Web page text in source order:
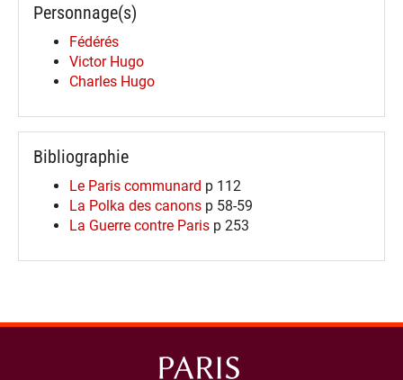
Personnage(s)
Fédérés
Victor Hugo
Charles Hugo
Bibliographie
Le Paris communard p 112
La Polka des canons p 58-59
La Guerre contre Paris p 253